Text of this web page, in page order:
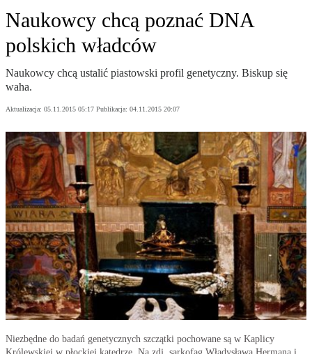
Naukowcy chcą poznać DNA
polskich władców
Naukowcy chcą ustalić piastowski profil genetyczny. Biskup się
waha.
Aktualizacja: 05.11.2015 05:17 Publikacja: 04.11.2015 20:07
Niezbędne do badań genetycznych szczątki pochowane są w Kaplicy